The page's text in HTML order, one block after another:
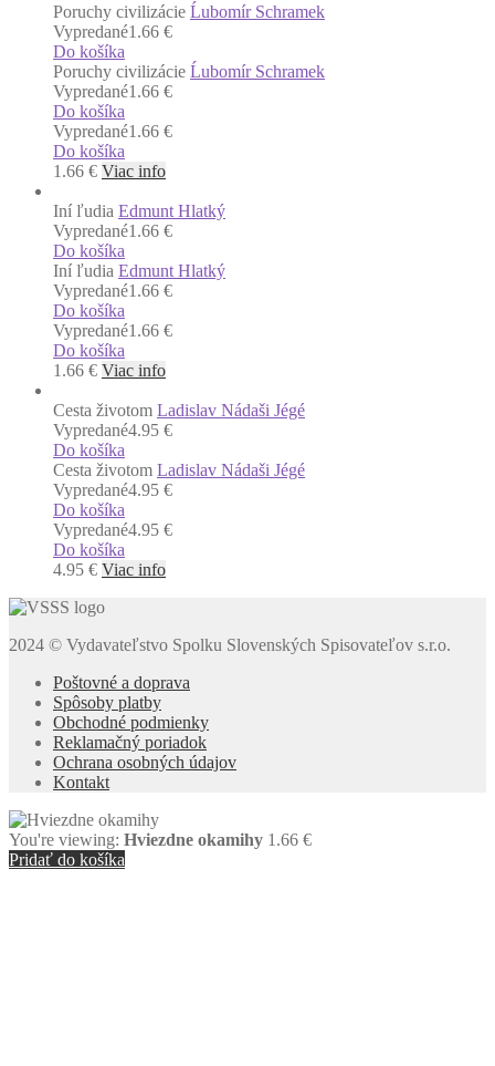
Poruchy civilizácie Ĺubomír Schramek
Vypredané1.66 €
Do košíka
Poruchy civilizácie Ĺubomír Schramek
Vypredané1.66 €
Do košíka
Vypredané1.66 €
Do košíka
1.66 € Viac info
Iní ľudia Edmunt Hlatký
Vypredané1.66 €
Do košíka
Iní ľudia Edmunt Hlatký
Vypredané1.66 €
Do košíka
Vypredané1.66 €
Do košíka
1.66 € Viac info
Cesta životom Ladislav Nádaši Jégé
Vypredané4.95 €
Do košíka
Cesta životom Ladislav Nádaši Jégé
Vypredané4.95 €
Do košíka
Vypredané4.95 €
Do košíka
4.95 € Viac info
2024 © Vydavateľstvo Spolku Slovenských Spisovateľov s.r.o.
Poštovné a doprava
Spôsoby platby
Obchodné podmienky
Reklamačný poriadok
Ochrana osobných údajov
Kontakt
You're viewing: Hviezdne okamihy 1.66 €
Pridať do košíka